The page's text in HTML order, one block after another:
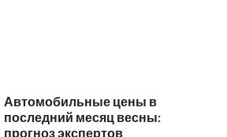
Автомобильные цены в
последний месяц весны:
прогноз экспертов